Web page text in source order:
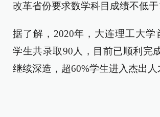
改革省份要求数学科目成绩不低于
据了解，2020年，大连理工大学
学生共录取90人，目前已顺利完
继续深造，超60%学生进入杰出人